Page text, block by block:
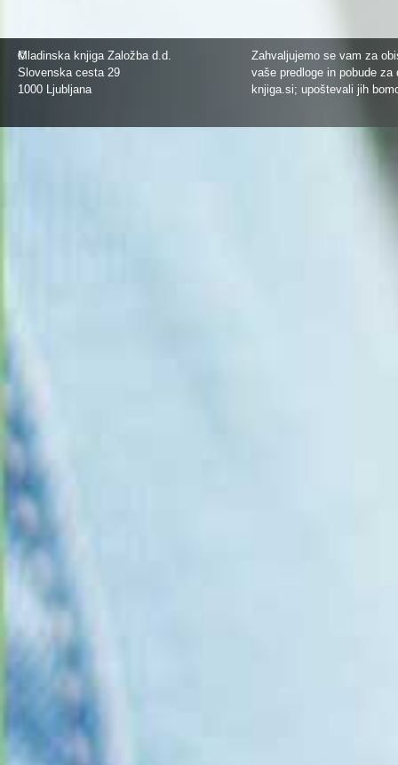
©
Mladinska knjiga Založba d.d.
Slovenska cesta 29
1000 Ljubljana
Zahvaljujemo se vam za
vaše predloge in pobude
knjiga.si; upoštevali jih